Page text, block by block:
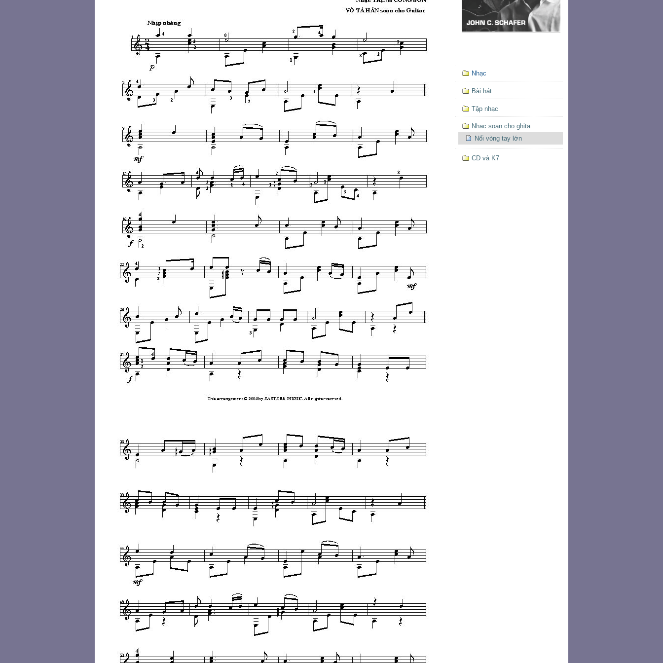
Mục
định
hướng
Nhạc
Bài hát
Tập nhạc
Nhạc soạn cho ghita
Nối vòng tay lớn
CD và K7